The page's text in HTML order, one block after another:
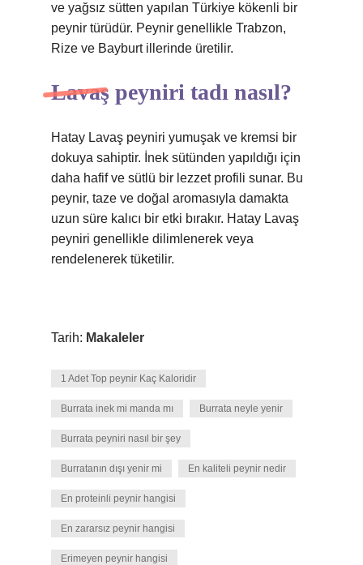
ve yağsız sütten yapılan Türkiye kökenli bir
peynir türüdür. Peynir genellikle Trabzon,
Rize ve Bayburt illerinde üretilir.
Lavaş peyniri tadı nasıl?
Hatay Lavaş peyniri yumuşak ve kremsi bir
dokuya sahiptir. İnek sütünden yapıldığı için
daha hafif ve sütlü bir lezzet profili sunar. Bu
peynir, taze ve doğal aromasıyla damakta
uzun süre kalıcı bir etki bırakır. Hatay Lavaş
peyniri genellikle dilimlenerek veya
rendelenerek tüketilir.
Tarih: Makaleler
1 Adet Top peynir Kaç Kaloridir
Burrata inek mi manda mı Burrata neyle yenir
Burrata peyniri nasıl bir şey
Burratanın dışı yenir mi En kaliteli peynir nedir
En proteinli peynir hangisi
En zararsız peynir hangisi
Erimeyen peynir hangisi